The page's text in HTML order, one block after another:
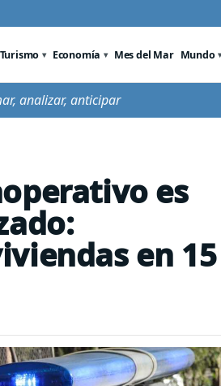
Turismo Economía Mes del Mar Mundo
analizar, anticipar
es
en 15